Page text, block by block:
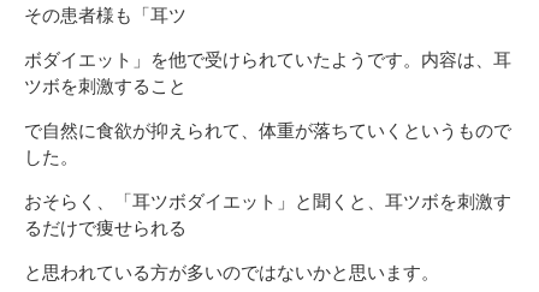
その患者様も「耳ツ
ボダイエット」を他で受けられていたようです。内容は、耳
ツボを刺激すること
で自然に食欲が抑えられて、体重が落ちていくというもので
した。
おそらく、「耳ツボダイエット」と聞くと、耳ツボを刺激す
るだけで痩せられる
と思われている方が多いのではないかと思います。